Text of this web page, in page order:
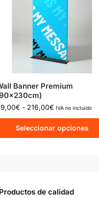
Banner Premium
€ - 216,00€ IVA no incluido
Seleccionar opciones
Productos de calidad